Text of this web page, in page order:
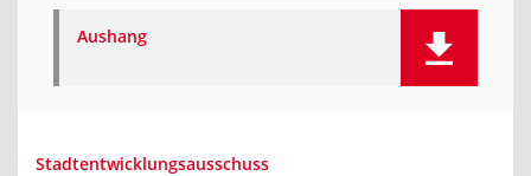
Aushang
Stadtentwicklungsausschuss